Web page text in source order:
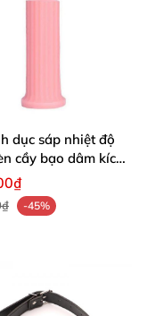
dục sáp nhiệt độ
cầy bạo dâm kích
giác waxplay an
-45%